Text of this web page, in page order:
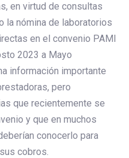
en virtud de consultas
la nómina de laboratorios
en el convenio PAMI
2023 a Mayo
información importante
pero
que recientemente se
y que en muchos
conocerlo para
cobros.